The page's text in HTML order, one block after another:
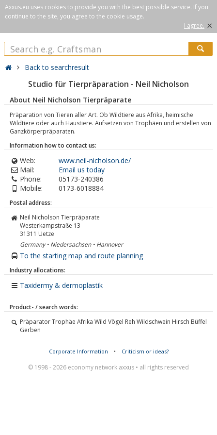
Axxus.eu uses cookies to provide you with the best possible service. If you
continue to the site, you agree to the cookie usage.
I agree. ×
Back to searchresult
Studio für Tierpräparation - Neil Nicholson
About Neil Nicholson Tierpräparate
Präparation von Tieren aller Art. Ob Wildtiere aus Afrika, heimische
Wildtiere oder auch Haustiere. Aufsetzen von Trophäen und erstellen von
Ganzkörperpräparaten.
Information how to contact us:
Web:
www.neil-nicholson.de/
Mail:
Email us today
Phone:
05173-240386
Mobile:
0173-6018884
Postal address:
Neil Nicholson Tierpräparate
Westerkampstraße 13
31311 Uetze
Germany • Niedersachsen • Hannover
To the starting map and route planning
Industry allocations:
Taxidermy & dermoplastik
Product- / search words:
Präparator Trophäe Afrika Wild Vögel Reh Wildschwein Hirsch Büffel
Gerben
Corporate Information • Criticism or ideas?
© 1998 - 2026 economy network axxus • all rights reserved